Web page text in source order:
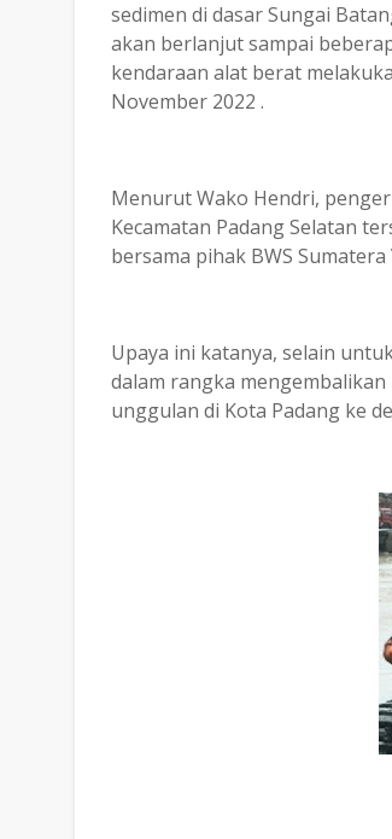
sedimen di dasar Sungai
akan berlanjut sampai
kendaraan alat berat
November 2022 .
Menurut Wako Hendri,
Kecamatan Padang Selatan
bersama pihak BWS
Upaya ini katanya, selain
dalam rangka
unggulan di Kota Padang ke